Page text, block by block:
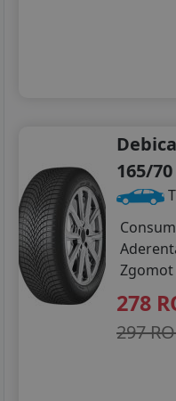
Debica
165/70
Consum
Zgomot
278
297